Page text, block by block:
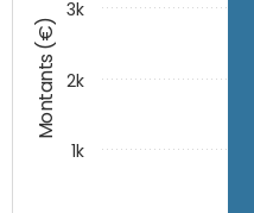
Montants (€)
1k
2k
3k